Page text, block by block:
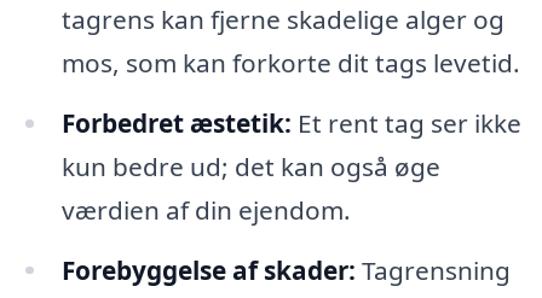
tagrens kan fjerne skadelige alger og
mos, som kan forkorte dit tags levetid.
Forbedret æstetik: Et rent tag ser ikke
kun bedre ud; det kan også øge
værdien af din ejendom.
Forebyggelse af skader: Tagrensning